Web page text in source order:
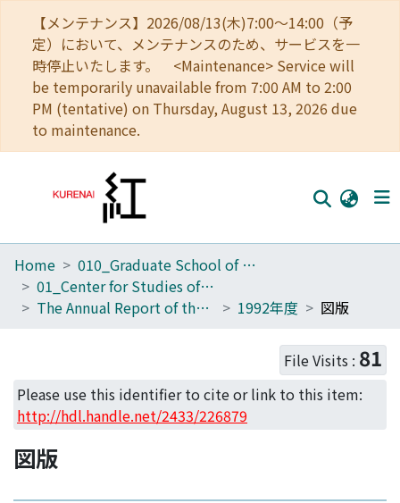
【メンテナンス】2026/08/13(木)7:00～14:00（予
定）において、メンテナンスのため、サービスを一
時停止いたします。 <Maintenance> Service will
be temporarily unavailable from 7:00 AM to 2:00
PM (tentative) on Thursday, August 13, 2026 due
to maintenance.
Home
Communities
Access Statistics
Library Network
Home
010_Graduate School of Letters
01_Center for Studies of Cultural Heritage and Inter Humanities Section of Archaeological Heritage Management for KU
The Annual Report of the Center for Cultural Heritage Studies
1992年度 図版
File Visits : 81
Please use this identifier to cite or link to this item:
http://hdl.handle.net/2433/226879
図版